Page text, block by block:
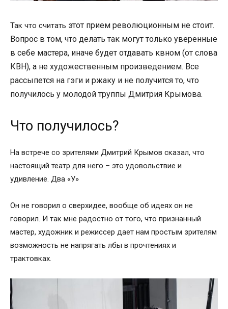
Так что считать этот прием революционным не стоит.
Вопрос в том, что делать так могут только уверенные
в себе мастера, иначе будет отдавать квном (от слова
КВН), а не художественным произведением. Все
рассыпется на гэги и ржаку и не получится то, что
получилось у молодой труппы Дмитрия Крымова.
Что получилось?
На встрече со зрителями Дмитрий Крымов сказал, что
настоящий театр для него – это удовольствие и
удивление. Два «У»
Он не говорил о сверхидее, вообще об идеях он не
говорил. И так мне радостно от того, что признанный
мастер, художник и режиссер дает нам простым зрителям
возможность не напрягать лбы в прочтениях и
трактовках.